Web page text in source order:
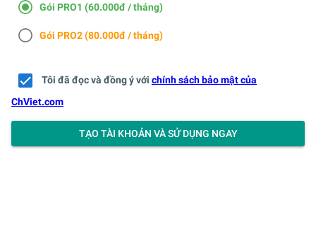
Gói PRO1 (60.000đ / tháng)
Gói PRO2 (80.000đ / tháng)
Tôi đã đọc và đồng ý với chính sách bảo mật của
ChViet.com
TẠO TÀI KHOẢN VÀ SỬ DỤNG NGAY